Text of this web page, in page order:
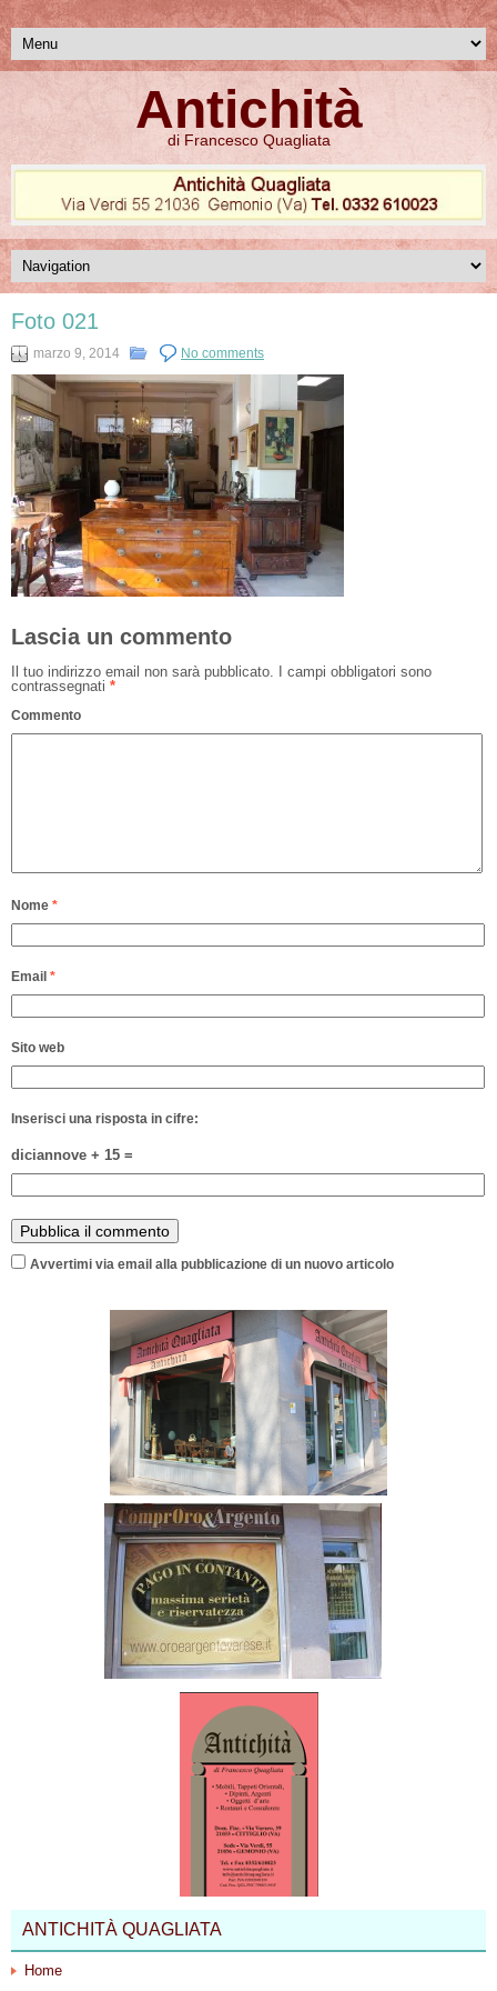
Antichità
di Francesco Quagliata
Foto 021
marzo 9, 2014 No comments
Lascia un commento
Il tuo indirizzo email non sarà pubblicato.
I campi obbligatori sono
contrassegnati *
Commento
Nome *
Email *
Sito web
Inserisci una risposta in cifre:
diciannove + 15 =
Avvertimi via email alla pubblicazione di un nuovo articolo
ANTICHITÀ QUAGLIATA
Home